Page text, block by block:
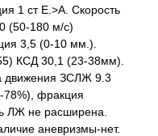
1 ст Е.>А. Скорость
(50-180 м/с)
3,5 (0-10 мм.).
КСД 30,1 (23-38мм).
движения ЗСЛЖ 9.3
78%), фракция
ЛЖ не расширена.
аневризмы-нет.